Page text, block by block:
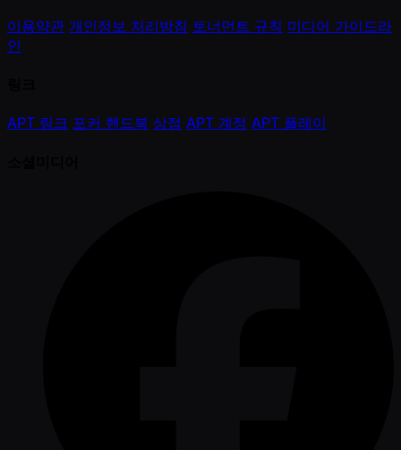
이용약관 개인정보 처리방침 토너먼트 규칙 미디어 가이드라
인
APT 링크 포커 핸드북 상점 APT 계정 APT 플레이